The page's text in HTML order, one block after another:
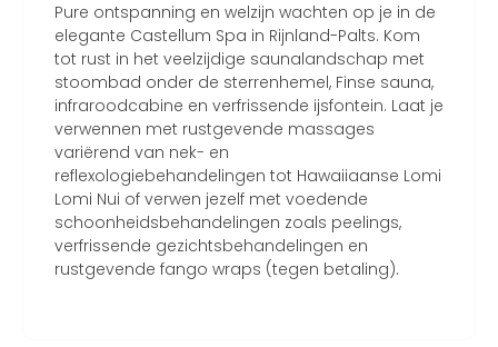
Pure ontspanning en welzijn wachten op je in de
elegante Castellum Spa in Rijnland-Palts. Kom
tot rust in het veelzijdige saunalandschap met
stoombad onder de sterrenhemel, Finse sauna,
infraroodcabine en verfrissende ijsfontein. Laat je
verwennen met rustgevende massages
variërend van nek- en
reflexologiebehandelingen tot Hawaiiaanse Lomi
Lomi Nui of verwen jezelf met voedende
schoonheidsbehandelingen zoals peelings,
verfrissende gezichtsbehandelingen en
rustgevende fango wraps (tegen betaling).